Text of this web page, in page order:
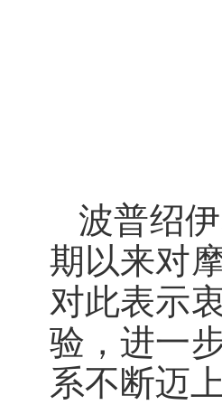
波普绍
期以来对
对此表示
验，进一
系不断迈